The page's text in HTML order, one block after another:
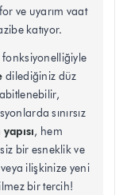
ve uyarım vaat
katıyor.
dilediğiniz düz
sınırsız
, hem
bir esneklik ve
ilişkinize yeni
bir tercih!